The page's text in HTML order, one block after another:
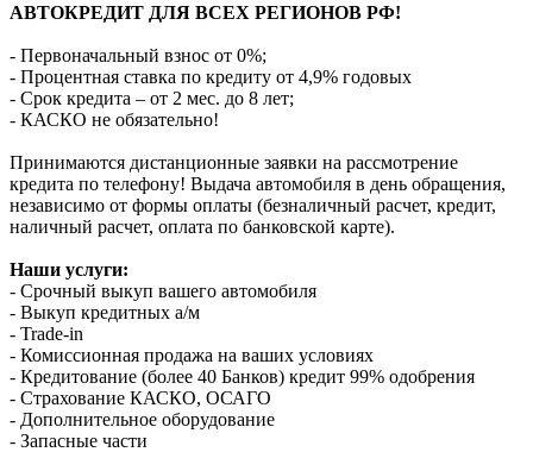
АВТОКРЕДИТ ДЛЯ ВСЕХ РЕГИОНОВ РФ!
- Первоначальный взнос от 0%;
- Процентная ставка по кредиту от 4,9% годовых
- Срок кредита – от 2 мес. до 8 лет;
- КАСКО не обязательно!
Принимаются дистанционные заявки на рассмотрение
кредита по телефону! Выдача автомобиля в день обращения,
независимо от формы оплаты (безналичный расчет, кредит,
наличный расчет, оплата по банковской карте).
Наши услуги:
- Срочный выкуп вашего автомобиля
- Выкуп кредитных а/м
- Trade-in
- Комиссионная продажа на ваших условиях
- Кредитование (более 40 Банков) кредит 99% одобрения
- Страхование КАСКО, ОСАГО
- Дополнительное оборудование
- Запасные части